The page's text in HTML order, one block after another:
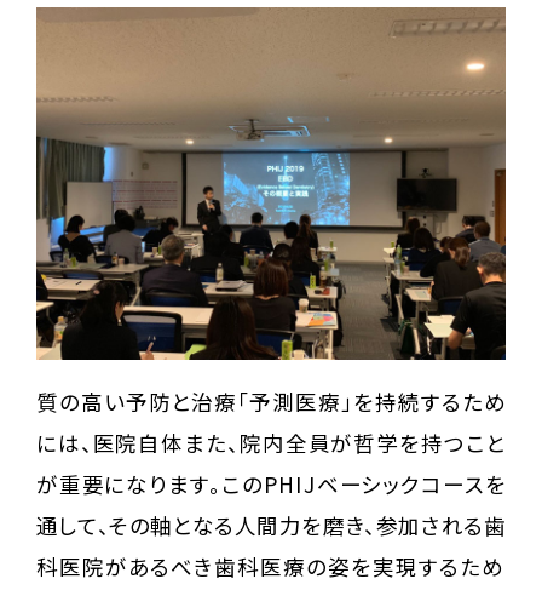
質の高い予防と治療「予測医療」を持続するため
には、医院自体また、院内全員が哲学を持つこと
が重要になります。このPHIJベーシックコースを
通して、その軸となる人間力を磨き、参加される歯
科医院があるべき歯科医療の姿を実現するため